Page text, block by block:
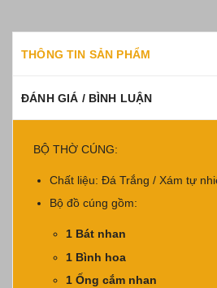
THÔNG TIN SẢN PHẨM
ĐÁNH GIÁ / BÌNH LUẬN
BỘ THỜ CÚNG:
Chất liệu: Đá Trắng / Xám tự
Bộ đồ cúng gồm:
1 Bát nhan
1 Bình hoa
1 Ống cắm nhan